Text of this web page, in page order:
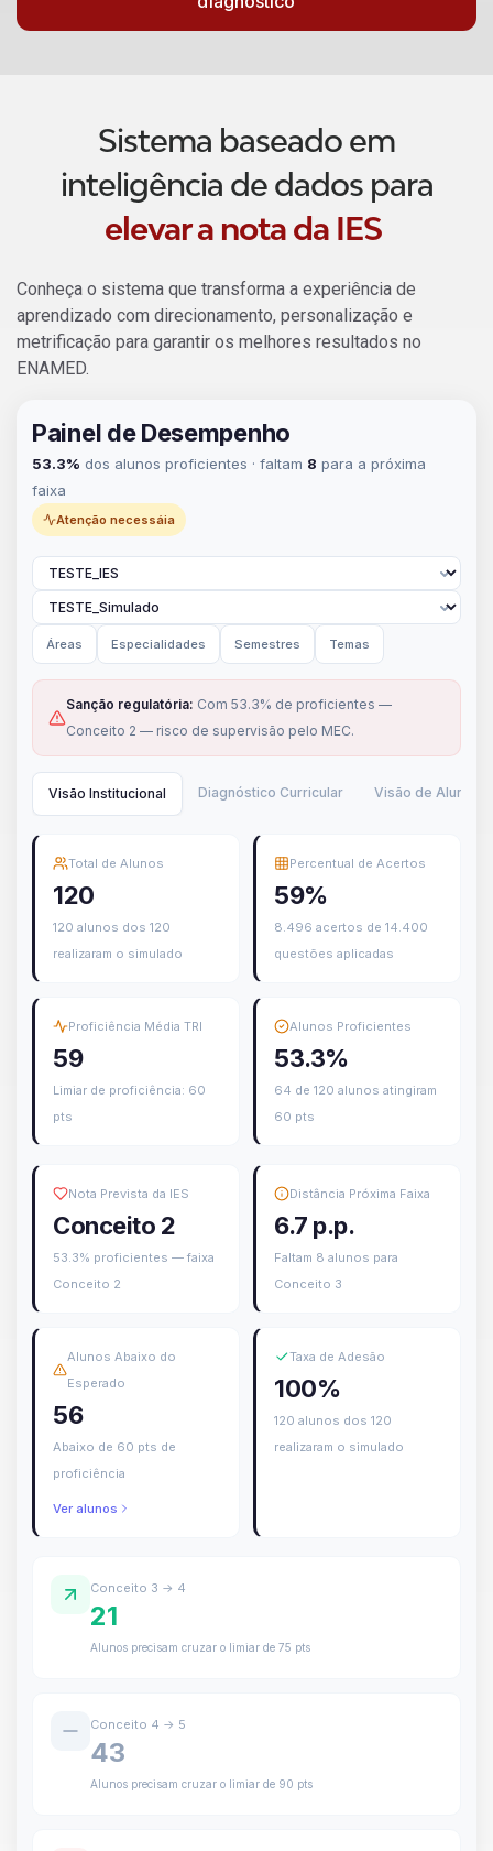
Sistema baseado em
inteligência de dados para
elevar a nota da IES
Conheça o sistema que transforma a experiência de
aprendizado com direcionamento, personalização e
metrificação para garantir os melhores resultados no
ENAMED.
Painel de Desempenho
53.3% dos alunos proficientes · faltam 8 para a próxima
faixa
Atenção necessáia
Áreas Especialidades Semestres Temas
Sanção regulatória: Com 53.3% de proficientes —
Conceito 2 — risco de supervisão pelo MEC.
Visão Institucional Diagnóstico Curricular Visão de Alunos
Total de Alunos
120
120 alunos dos 120
realizaram o simulado
Percentual de Acertos
59%
8.496 acertos de 14.400
questões aplicadas
Proficiência Média TRI
59
Limiar de proficiência: 60
pts
Alunos Proficientes
53.3%
64 de 120 alunos atingiram
60 pts
Nota Prevista da IES
Conceito 2
53.3% proficientes — faixa
Conceito 2
Distância Próxima Faixa
6.7 p.p.
Faltam 8 alunos para
Conceito 3
Alunos Abaixo do
Esperado
56
Abaixo de 60 pts de
proficiência
Ver alunos
Taxa de Adesão
100%
120 alunos dos 120
realizaram o simulado
Conceito 3 → 4
21
Alunos precisam cruzar o limiar de 75 pts
Conceito 4 → 5
43
Alunos precisam cruzar o limiar de 90 pts